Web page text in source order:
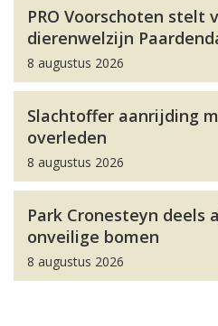
PRO Voorschoten stelt
dierenwelzijn
8 augustus 2026
Slachtoffer aanrijding
overleden
8 augustus 2026
Park Cronesteyn deels
onveilige bomen
8 augustus 2026